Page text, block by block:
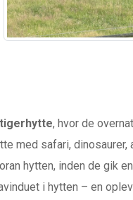
tigerhytte, hvor de
med safari, dinosaurer,
hytten, inden de gik
i hytten – en